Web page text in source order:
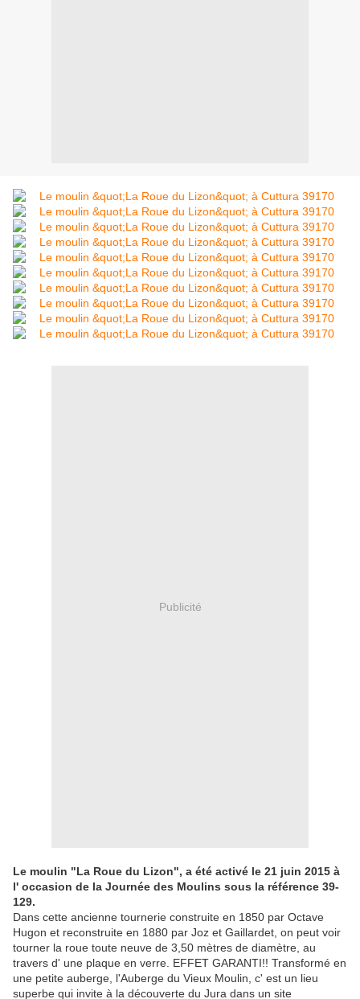
Publicité
Le moulin "La Roue du Lizon", a été activé le 21 juin 2015 à
l' occasion de la Journée des Moulins sous la référence 39-
129.
Dans cette ancienne tournerie construite en 1850 par Octave
Hugon et reconstruite en 1880 par Joz et Gaillardet, on peut voir
tourner la roue toute neuve de 3,50 mètres de diamètre, au
travers d' une plaque en verre. EFFET GARANTI!! Transformé en
une petite auberge, l'Auberge du Vieux Moulin, c' est un lieu
superbe qui invite à la découverte du Jura dans un site